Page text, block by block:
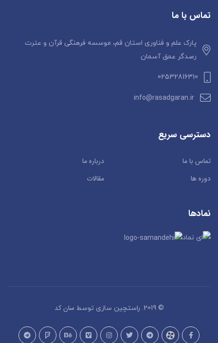
تماس با ما
پارک علم و فناوری استان قم، موسسه فرهنگی قرآن و عترت
رصدگر عمق آسمان
02532816310
info@rasadgaran.ir
دسترسی سریع
تماس با ما
درباره ما
دوره ها
مقالات
نمادها
© 2019. راستچین سازی توسط سان کد